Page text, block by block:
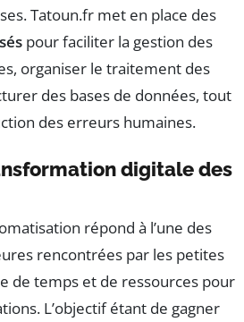
Tatoun.fr met en place des
pour faciliter la gestion des
organiser le traitement des
des bases de données, tout
des erreurs humaines.
digitale des
répond à l’une des
rencontrées par les petites
de temps et de ressources pour
L’objectif étant de gagner